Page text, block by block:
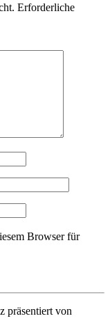
Erforderliche
Browser für
von